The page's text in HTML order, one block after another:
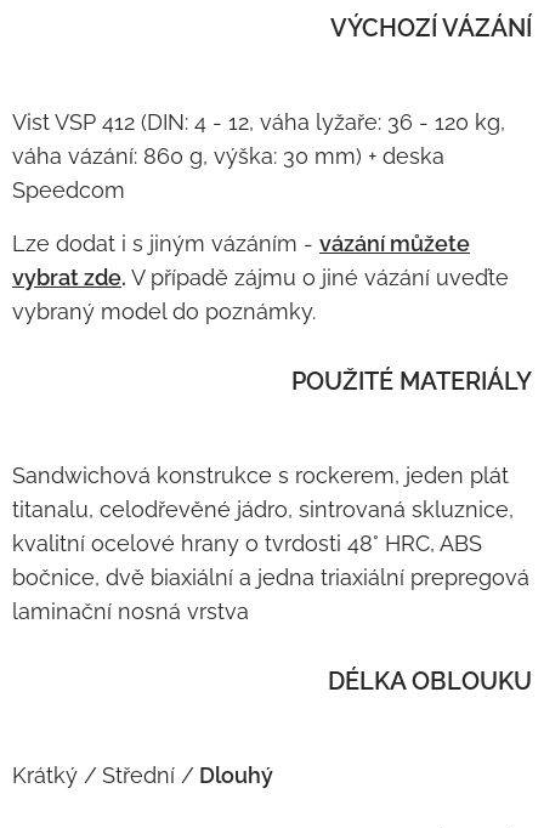
VÝCHOZÍ VÁZÁNÍ
Vist VSP 412 (DIN: 4 - 12, váha lyžaře: 36 - 120 kg,
váha vázání: 860 g, výška: 30 mm) + deska
Speedcom
Lze dodat i s jiným vázáním - vázání můžete
vybrat zde. V případě zájmu o jiné vázání uveďte
vybraný model do poznámky.
POUŽITÉ MATERIÁLY
Sandwichová konstrukce s rockerem, jeden plát
titanalu, celodřevěné jádro, sintrovaná skluznice,
kvalitní ocelové hrany o tvrdosti 48° HRC, ABS
bočnice, dvě biaxiální a jedna triaxiální prepregová
laminační nosná vrstva
DÉLKA OBLOUKU
Krátký / Střední / Dlouhý